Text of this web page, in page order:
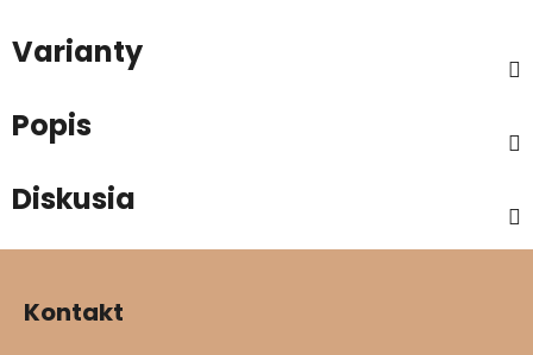
Varianty
Popis
Diskusia
Kontakt